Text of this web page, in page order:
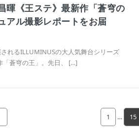
暉《王ステ》最新作「蒼穹の
アル撮影レポートをお届
れるILLUMINUSの大人気舞台シリーズ
「蒼穹の王」。先日、 […]
1 … 15